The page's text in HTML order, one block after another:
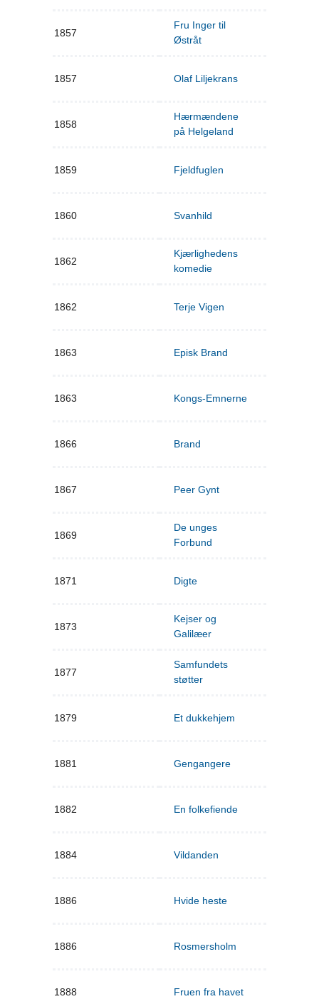
1857
Fru Inger til
Østråt
1857 Olaf Liljekrans
1858
Hærmændene
på Helgeland
1859 Fjeldfuglen
1860 Svanhild
1862
Kjærlighedens
komedie
1862 Terje Vigen
1863 Episk Brand
1863 Kongs-Emnerne
1866 Brand
1867 Peer Gynt
1869
De unges
Forbund
1871 Digte
1873
Kejser og
Galilæer
1877
Samfundets
støtter
1879 Et dukkehjem
1881 Gengangere
1882 En folkefiende
1884 Vildanden
1886 Hvide heste
1886 Rosmersholm
1888 Fruen fra havet